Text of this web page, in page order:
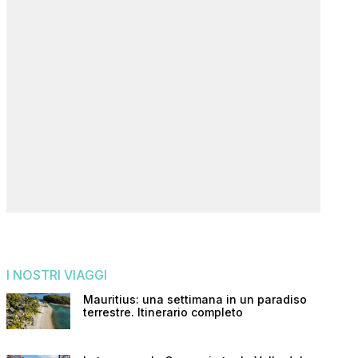
I NOSTRI VIAGGI
Mauritius: una settimana in un paradiso
terrestre. Itinerario completo